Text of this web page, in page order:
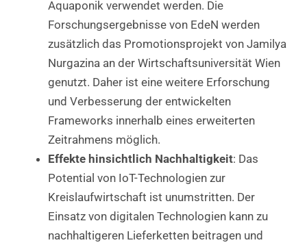
Aquaponik verwendet werden. Die
Forschungsergebnisse von EdeN werden
zusätzlich das Promotionsprojekt von Jamilya
Nurgazina an der Wirtschaftsuniversität Wien
genutzt. Daher ist eine weitere Erforschung
und Verbesserung der entwickelten
Frameworks innerhalb eines erweiterten
Zeitrahmens möglich.
Effekte hinsichtlich Nachhaltigkeit: Das
Potential von IoT-Technologien zur
Kreislaufwirtschaft ist unumstritten. Der
Einsatz von digitalen Technologien kann zu
nachhaltigeren Lieferketten beitragen und